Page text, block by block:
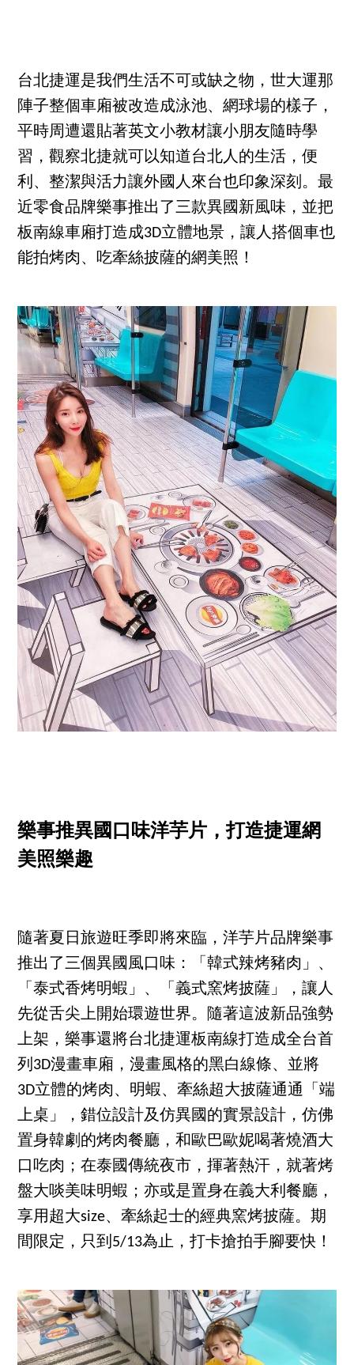
台北捷運是我們生活不可或缺之物，世大運那
陣子整個車廂被改造成泳池、網球場的樣子，
平時周遭還貼著英文小教材讓小朋友隨時學
習，觀察北捷就可以知道台北人的生活，便
利、整潔與活力讓外國人來台也印象深刻。最
近零食品牌樂事推出了三款異國新風味，並把
板南線車廂打造成3D立體地景，讓人搭個車也
能拍烤肉、吃牽絲披薩的網美照！
樂事推異國口味洋芋片，打造捷運網
美照樂趣
隨著夏日旅遊旺季即將來臨，洋芋片品牌樂事
推出了三個異國風口味：「韓式辣烤豬肉」、
「泰式香烤明蝦」、「義式窯烤披薩」，讓人
先從舌尖上開始環遊世界。隨著這波新品強勢
上架，樂事還將台北捷運板南線打造成全台首
列3D漫畫車廂，漫畫風格的黑白線條、並將
3D立體的烤肉、明蝦、牽絲超大披薩通通「端
上桌」，錯位設計及仿異國的實景設計，仿佛
置身韓劇的烤肉餐廳，和歐巴歐妮喝著燒酒大
口吃肉；在泰國傳統夜市，揮著熱汗，就著烤
盤大啖美味明蝦；亦或是置身在義大利餐廳，
享用超大size、牽絲起士的經典窯烤披薩。期
間限定，只到5/13為止，打卡搶拍手腳要快！